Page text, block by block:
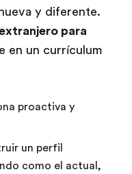
y diferente.
para
en un currículum
proactiva y
un perfil
como el actual,